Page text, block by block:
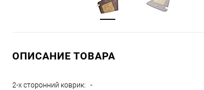
ОПИСАНИЕ ТОВАРА
2-х сторонний коврик: -